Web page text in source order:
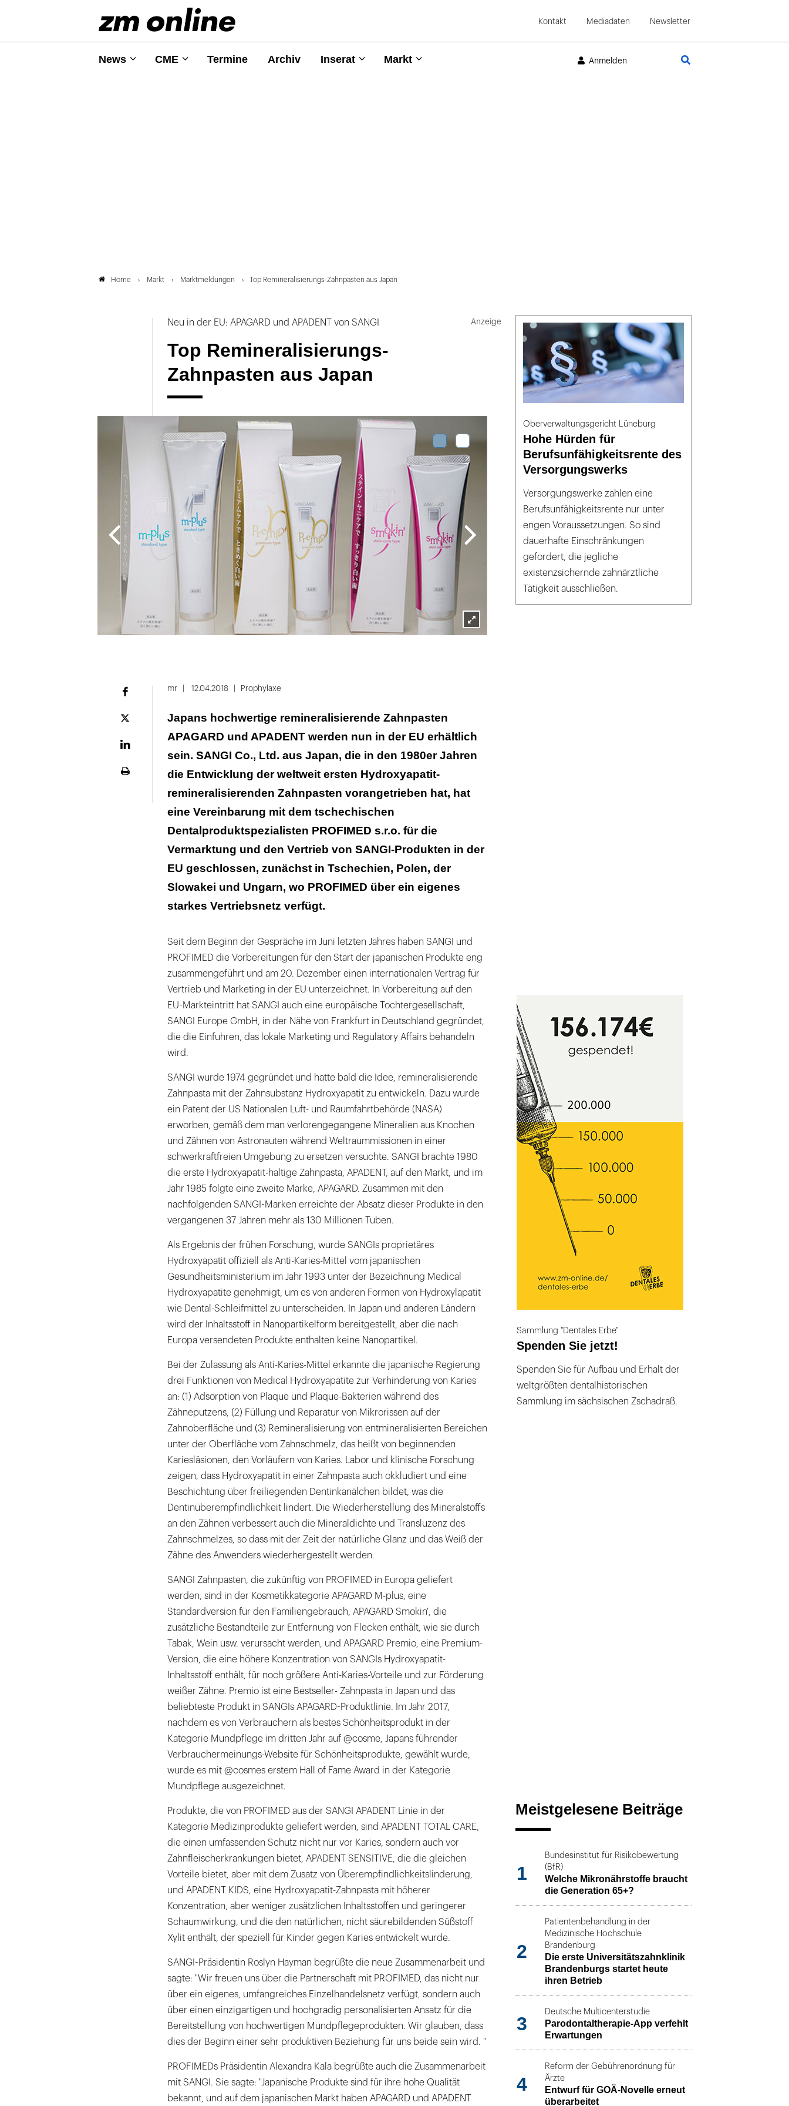
Kontakt Mediadaten Newsletter
News CME Termine Archiv Inserat Markt Anmelden
Home Markt Marktmeldungen Top Remineralisierungs-Zahnpasten aus Japan
Neu in der EU: APAGARD und APADENT von SANGI
Top Remineralisierungs-
Zahnpasten aus Japan
Lightbox
Plattform
mr 12.04.2018 Prophylaxe
Japans hochwertige remineralisierende Zahnpasten
APAGARD und APADENT werden nun in der EU erhältlich
sein. SANGI Co., Ltd. aus Japan, die in den 1980er Jahren
die Entwicklung der weltweit ersten Hydroxyapatit-
remineralisierenden Zahnpasten vorangetrieben hat, hat
eine Vereinbarung mit dem tschechischen
Dentalproduktspezialisten PROFIMED s.r.o. für die
Vermarktung und den Vertrieb von SANGI-Produkten in der
EU geschlossen, zunächst in Tschechien, Polen, der
Slowakei und Ungarn, wo PROFIMED über ein eigenes
starkes Vertriebsnetz verfügt.
Seit dem Beginn der Gespräche im Juni letzten Jahres haben SANGI und
PROFIMED die Vorbereitungen für den Start der japanischen Produkte eng
zusammengeführt und am 20. Dezember einen internationalen Vertrag für
Vertrieb und Marketing in der EU unterzeichnet. In Vorbereitung auf den
EU-Markteintritt hat SANGI auch eine europäische Tochtergesellschaft,
SANGI Europe GmbH, in der Nähe von Frankfurt in Deutschland gegründet,
die die Einfuhren, das lokale Marketing und Regulatory Affairs behandeln
wird.
SANGI wurde 1974 gegründet und hatte bald die Idee, remineralisierende
Zahnpasta mit der Zahnsubstanz Hydroxyapatit zu entwickeln. Dazu wurde
ein Patent der US Nationalen Luft- und Raumfahrtbehörde (NASA)
erworben, gemäß dem man verlorengegangene Mineralien aus Knochen
und Zähnen von Astronauten während Weltraummissionen in einer
schwerkraftfreien Umgebung zu ersetzen versuchte. SANGI brachte 1980
die erste Hydroxyapatit-haltige Zahnpasta, APADENT, auf den Markt, und im
Jahr 1985 folgte eine zweite Marke, APAGARD. Zusammen mit den
nachfolgenden SANGI-Marken erreichte der Absatz dieser Produkte in den
vergangenen 37 Jahren mehr als 130 Millionen Tuben.
Als Ergebnis der frühen Forschung, wurde SANGIs proprietäres
Hydroxyapatit offiziell als Anti-Karies-Mittel vom japanischen
Gesundheitsministerium im Jahr 1993 unter der Bezeichnung Medical
Hydroxyapatite genehmigt, um es von anderen Formen von Hydroxylapatit
wie Dental-Schleifmittel zu unterscheiden. In Japan und anderen Ländern
wird der Inhaltsstoff in Nanopartikelform bereitgestellt, aber die nach
Europa versendeten Produkte enthalten keine Nanopartikel.
Bei der Zulassung als Anti-Karies-Mittel erkannte die japanische Regierung
drei Funktionen von Medical Hydroxyapatite zur Verhinderung von Karies
an: (1) Adsorption von Plaque und Plaque-Bakterien während des
Zähneputzens, (2) Füllung und Reparatur von Mikrorissen auf der
Zahnoberfläche und (3) Remineralisierung von entmineralisierten Bereichen
unter der Oberfläche vom Zahnschmelz, das heißt von beginnenden
Kariesläsionen, den Vorläufern von Karies. Labor und klinische Forschung
zeigen, dass Hydroxyapatit in einer Zahnpasta auch okkludiert und eine
Beschichtung über freiliegenden Dentinkanälchen bildet, was die
Dentinüberempfindlichkeit lindert. Die Wiederherstellung des Mineralstoffs
an den Zähnen verbessert auch die Mineraldichte und Transluzenz des
Zahnschmelzes, so dass mit der Zeit der natürliche Glanz und das Weiß der
Zähne des Anwenders wiederhergestellt werden.
SANGI Zahnpasten, die zukünftig von PROFIMED in Europa geliefert
werden, sind in der Kosmetikkategorie APAGARD M-plus, eine
Standardversion für den Familiengebrauch, APAGARD Smokin', die
zusätzliche Bestandteile zur Entfernung von Flecken enthält, wie sie durch
Tabak, Wein usw. verursacht werden, und APAGARD Premio, eine Premium-
Version, die eine höhere Konzentration von SANGIs Hydroxyapatit-
Inhaltsstoff enthält, für noch größere Anti-Karies-Vorteile und zur Förderung
weißer Zähne. Premio ist eine Bestseller- Zahnpasta in Japan und das
beliebteste Produkt in SANGIs APAGARD-Produktlinie. Im Jahr 2017,
nachdem es von Verbrauchern als bestes Schönheitsprodukt in der
Kategorie Mundpflege im dritten Jahr auf @cosme, Japans führender
Verbrauchermeinungs-Website für Schönheitsprodukte, gewählt wurde,
wurde es mit @cosmes erstem Hall of Fame Award in der Kategorie
Mundpflege ausgezeichnet.
Produkte, die von PROFIMED aus der SANGI APADENT Linie in der
Kategorie Medizinprodukte geliefert werden, sind APADENT TOTAL CARE,
die einen umfassenden Schutz nicht nur vor Karies, sondern auch vor
Zahnfleischerkrankungen bietet, APADENT SENSITIVE, die die gleichen
Vorteile bietet, aber mit dem Zusatz von Überempfindlichkeitslinderung,
und APADENT KIDS, eine Hydroxyapatit-Zahnpasta mit höherer
Konzentration, aber weniger zusätzlichen Inhaltsstoffen und geringerer
Schaumwirkung, und die den natürlichen, nicht säurebildenden Süßstoff
Xylit enthält, der speziell für Kinder gegen Karies entwickelt wurde.
SANGI-Präsidentin Roslyn Hayman begrüßte die neue Zusammenarbeit und
sagte: "Wir freuen uns über die Partnerschaft mit PROFIMED, das nicht nur
über ein eigenes, umfangreiches Einzelhandelsnetz verfügt, sondern auch
über einen einzigartigen und hochgradig personalisierten Ansatz für die
Bereitstellung von hochwertigen Mundpflegeprodukten. Wir glauben, dass
dies der Beginn einer sehr produktiven Beziehung für uns beide sein wird. "
PROFIMEDs Präsidentin Alexandra Kala begrüßte auch die Zusammenarbeit
mit SANGI. Sie sagte: "Japanische Produkte sind für ihre hohe Qualität
bekannt, und auf dem japanischen Markt haben APAGARD und APADENT
Oberverwaltungsgericht Lüneburg
Hohe Hürden für
Berufsunfähigkeitsrente des
Versorgungswerks
Versorgungswerke zahlen eine
Berufsunfähigkeitsrente nur unter
engen Voraussetzungen. So sind
dauerhafte Einschränkungen
gefordert, die jegliche
existenzsichernde zahnärztliche
Tätigkeit ausschließen.
Sammlung "Dentales Erbe"
Spenden Sie jetzt!
Spenden Sie für Aufbau und Erhalt der
weltgrößten dentalhistorischen
Sammlung im sächsischen Zschadraß.
Meistgelesene Beiträge
1
Bundesinstitut für Risikobewertung
(BfR)
Welche Mikronährstoffe braucht
die Generation 65+?
2
Patientenbehandlung in der
Medizinische Hochschule
Brandenburg
Die erste Universitätszahnklinik
Brandenburgs startet heute
ihren Betrieb
3
Deutsche Multicenterstudie
Parodontaltherapie-App verfehlt
Erwartungen
4
Reform der Gebührenordnung für
Ärzte
Entwurf für GOÄ-Novelle erneut
überarbeitet